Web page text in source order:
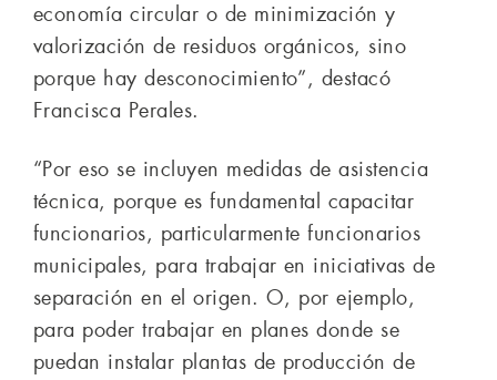
economía circular o de minimización y
valorización de residuos orgánicos, sino
porque hay desconocimiento”, destacó
Francisca Perales.
“Por eso se incluyen medidas de asistencia
técnica, porque es fundamental capacitar
funcionarios, particularmente funcionarios
municipales, para trabajar en iniciativas de
separación en el origen. O, por ejemplo,
para poder trabajar en planes donde se
puedan instalar plantas de producción de